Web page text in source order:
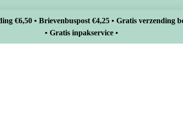
€6,50 • Brievenbuspost €4,25 • Gratis verzending
• Gratis inpakservice •